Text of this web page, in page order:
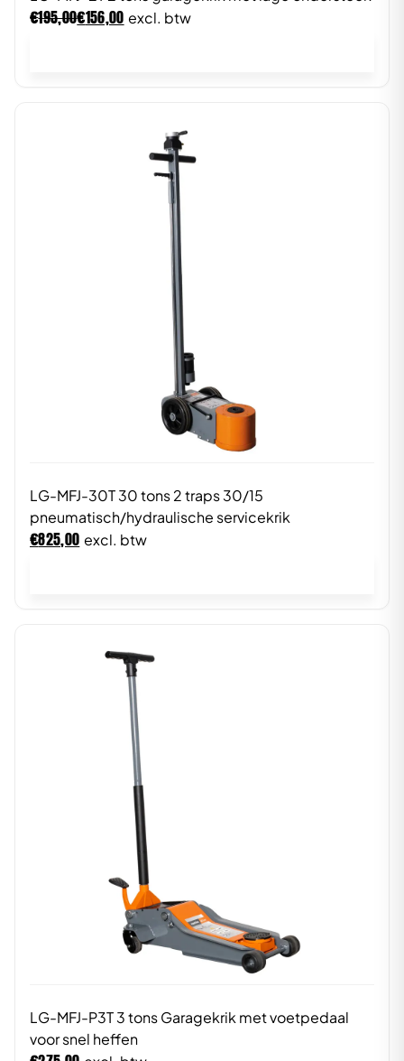
€195,00€156,00 excl. btw
LG-MFJ-30T 30 tons 2 traps 30/15
pneumatisch/hydraulische servicekrik
€825,00 excl. btw
LG-MFJ-P3T 3 tons Garagekrik met voetpedaal
voor snel heffen